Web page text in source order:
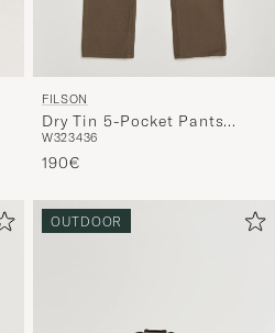
FILSON
Dry Tin 5-Pocket Pants
Marsh Olive
W323436
190€
OUTDOOR